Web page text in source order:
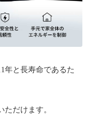
年と長寿命であるた
だけます。